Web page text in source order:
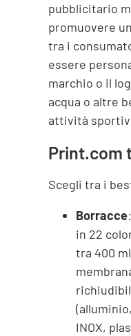
pubblicitario
promuovere
tra i
essere
marchio o il
acqua o altre
attività
Print.com
Scegli tra i
Borracce
in 22
tra 400
INOX,